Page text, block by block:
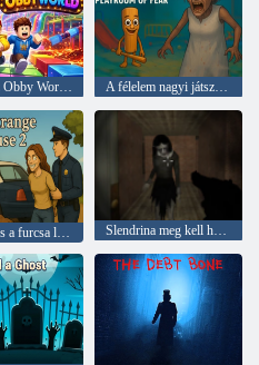
Freddy az Obby Worldben A félelem nagyi játszószobája
Menekülés a furcsa lányok házából 2 Slendrina meg kell halni az erdőt